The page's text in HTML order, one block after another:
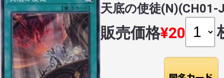
天底の使徒(N)(CH01-
販売価格¥20